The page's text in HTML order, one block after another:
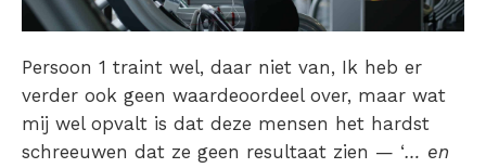
Persoon 1 traint wel, daar niet van, Ik heb er
verder ook geen waardeoordeel over, maar wat
mij wel opvalt is dat deze mensen het hardst
schreeuwen dat ze geen resultaat zien — ‘… en